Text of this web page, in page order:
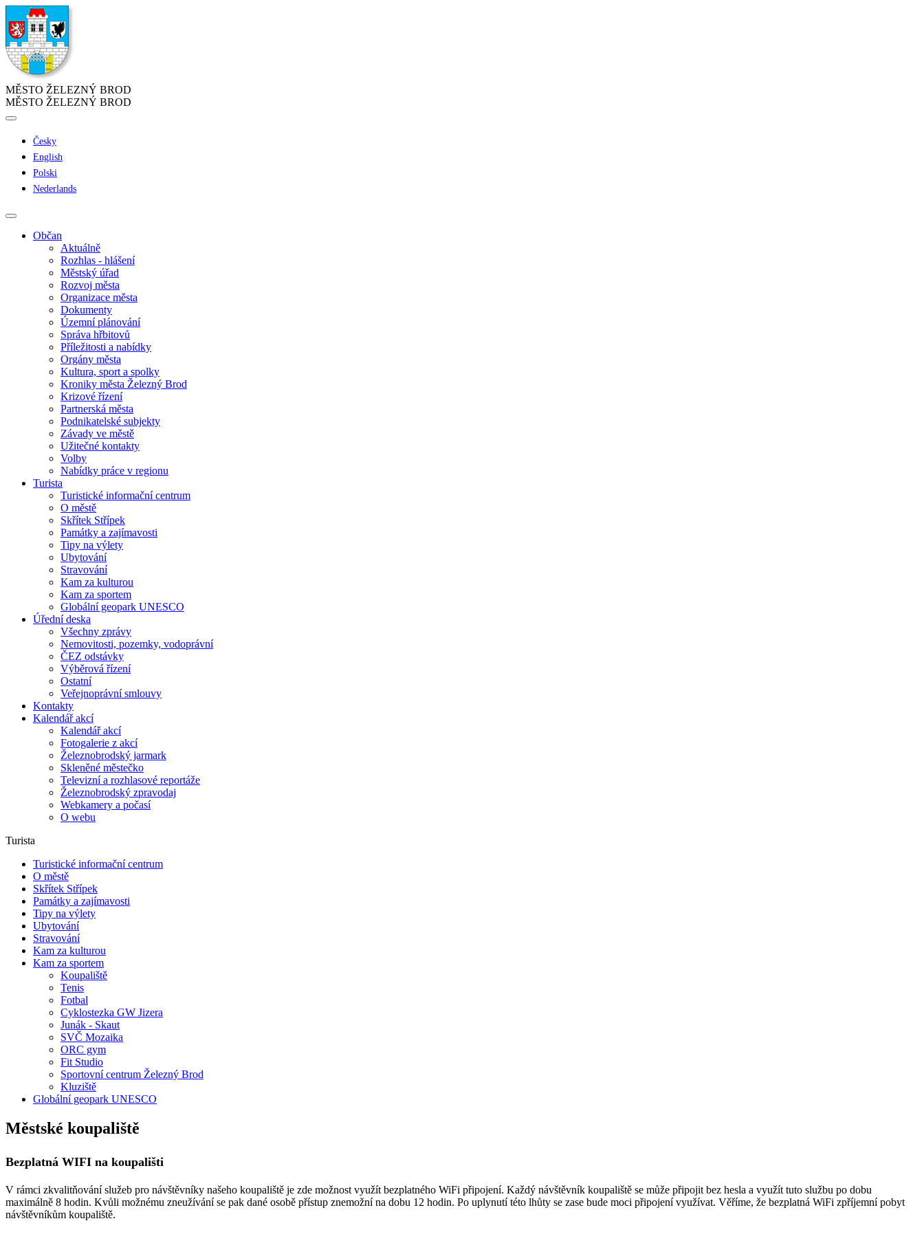
MĚSTO ŽELEZNÝ BROD
MĚSTO ŽELEZNÝ BROD
Česky
English
Polski
Nederlands
Občan
Aktuálně
Rozhlas - hlášení
Městský úřad
Rozvoj města
Organizace města
Dokumenty
Územní plánování
Správa hřbitovů
Příležitosti a nabídky
Orgány města
Kultura, sport a spolky
Kroniky města Železný Brod
Krizové řízení
Partnerská města
Podnikatelské subjekty
Závady ve městě
Užitečné kontakty
Volby
Nabídky práce v regionu
Turista
Turistické informační centrum
O městě
Skřítek Střípek
Památky a zajímavosti
Tipy na výlety
Ubytování
Stravování
Kam za kulturou
Kam za sportem
Globální geopark UNESCO
Úřední deska
Všechny zprávy
Nemovitosti, pozemky, vodoprávní
ČEZ odstávky
Výběrová řízení
Ostatní
Veřejnoprávní smlouvy
Kontakty
Kalendář akcí
Kalendář akcí
Fotogalerie z akcí
Železnobrodský jarmark
Skleněné městečko
Televizní a rozhlasové reportáže
Železnobrodský zpravodaj
Webkamery a počasí
O webu
Turista
Turistické informační centrum
O městě
Skřítek Střípek
Památky a zajímavosti
Tipy na výlety
Ubytování
Stravování
Kam za kulturou
Kam za sportem
Koupaliště
Tenis
Fotbal
Cyklostezka GW Jizera
Junák - Skaut
SVČ Mozaika
ORC gym
Fit Studio
Sportovní centrum Železný Brod
Kluziště
Globální geopark UNESCO
Městské koupaliště
Bezplatná WIFI na koupališti
V rámci zkvalitňování služeb pro návštěvníky našeho koupaliště je zde možnost využít bezplatného WiFi připojení. Každý návštěvník koupaliště se může připojit bez hesla a využít tuto službu po dobu
maximálně 8 hodin. Kvůli možnému zneužívání se pak dané osobě přístup znemožní na dobu 12 hodin. Po uplynutí této lhůty se zase bude moci připojení využívat. Věříme, že bezplatná WiFi zpříjemní pobyt
návštěvníkům koupaliště.